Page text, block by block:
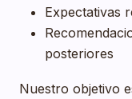
Expectativas
posteriores
Nuestro objetivo